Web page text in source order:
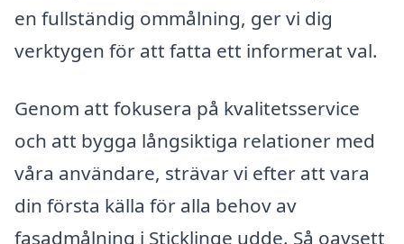
en fullständig ommålning, ger vi dig
verktygen för att fatta ett informerat val.
Genom att fokusera på kvalitetsservice
och att bygga långsiktiga relationer med
våra användare, strävar vi efter att vara
din första källa för alla behov av
fasadmålning i Sticklinge udde. Så oavsett